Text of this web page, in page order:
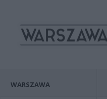
WARSZAWA